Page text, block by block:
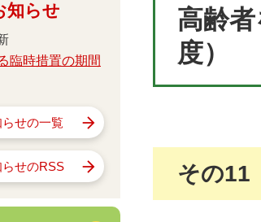
高齢
度）
その11
知らせ
臨時措置の期間
せの一覧
せのRSS